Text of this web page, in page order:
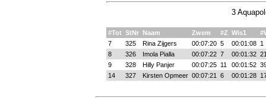
3
#Tot StNr Naam Zwem #Z Wis1
7
325 Rina Zijgers 00:07:20 5 00:01:08
1
8
326 Imola Pialla 00:07:22 7 00:01:32
9
328 Hilly Panjer 00:07:25 11 00:01:52
14
327 Kirsten Opmeer 00:07:21 6 00:01:28